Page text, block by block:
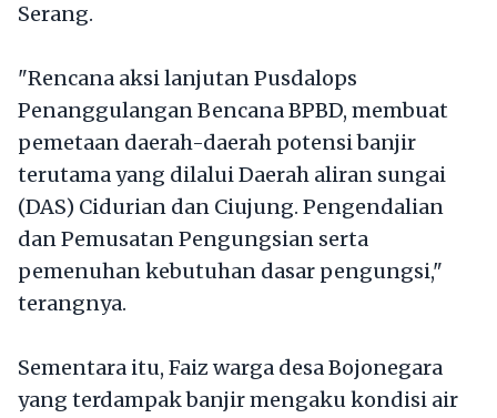
Serang.
"Rencana aksi lanjutan Pusdalops
Penanggulangan Bencana BPBD, membuat
pemetaan daerah-daerah potensi banjir
terutama yang dilalui Daerah aliran sungai
(DAS) Cidurian dan Ciujung. Pengendalian
dan Pemusatan Pengungsian serta
pemenuhan kebutuhan dasar pengungsi,"
terangnya.
Sementara itu, Faiz warga desa Bojonegara
yang terdampak banjir mengaku kondisi air